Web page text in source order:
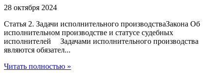
28 октября 2024
Статья 2. Задачи исполнительного производстваЗакона Об
исполнительном производстве и статусе судебных
исполнителей Задачами исполнительного производства
являются обязател...
Читать полностью »